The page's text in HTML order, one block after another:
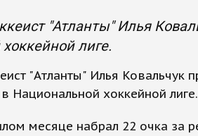
"Атланты" Илья
лиге.
"Атланты" Илья Ковальчук
Национальной хоккейной лиге.
месяце набрал 22 очка за